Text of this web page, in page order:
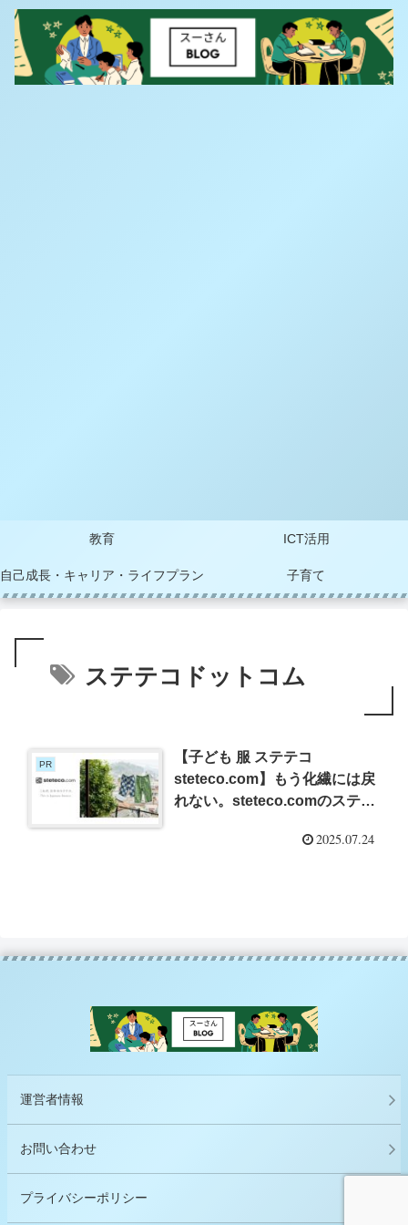
教育 ICT活用
自己成長・キャリア・ライフプラン 子育て
ステテコドットコム
PR
【子ども 服 ステテコ
steteco.com】もう化繊には戻
れない。steteco.comのステテ
たら最高だった話 これぞ、日
2025.07.24
運営者情報
お問い合わせ
プライバシーポリシー